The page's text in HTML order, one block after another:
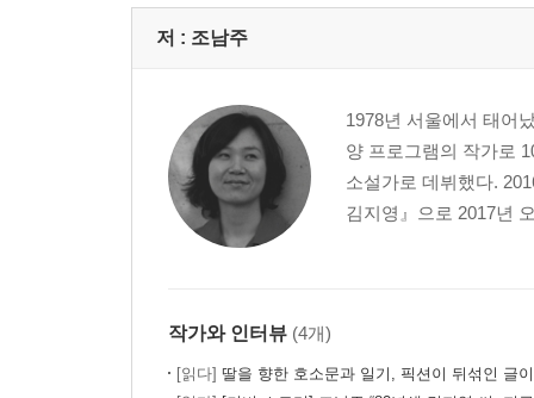
저 : 조남주
1978년 서울에서 태어
양 프로그램의 작가로
소설가로 데뷔했다.
김지영』으로 2017년
작가와 인터뷰 (4개)
[읽다] 딸을 향한 호소문과 일기, 픽션이 뒤섞인 글